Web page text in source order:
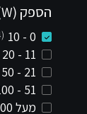
הספק (W)
0 - 10
(254)
11 - 20
21 - 50
51 - 100
מעל 100